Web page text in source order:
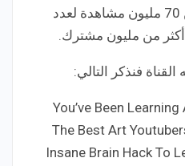
وتحتوي القناة على أكثر من 70 مليون مشاهدة لعدد
فنذكر التالي:
You’ve Been
The Best Art
Insane Brain Hack To